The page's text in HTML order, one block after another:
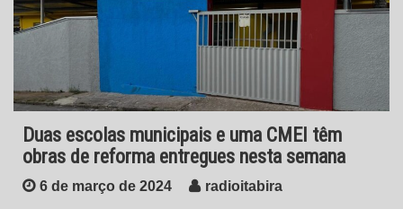
Duas escolas municipais e uma CMEI têm
obras de reforma entregues nesta semana
6 de março de 2024 radioitabira